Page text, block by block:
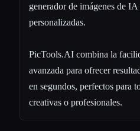
generador de imágenes de
personalizadas.
PicTools.AI combina la
avanzada para ofrecer
en segundos, perfectos para
creativas o profesionales.